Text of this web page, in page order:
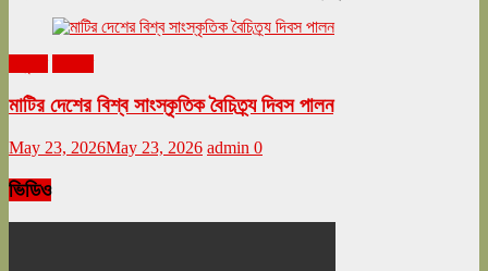
মাটির দেশের বিশ্ব সাংস্কৃতিক বৈচিত্র্য দিবস পালন
May 23, 2026May 23, 2026 admin 0
ভিডিও